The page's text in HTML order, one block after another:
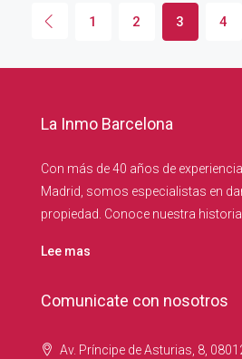
1 2 3 4
La Inmo Barcelona
Con más de 40 años de
Madrid, somos especialistas en
propiedad. Conoce nuestra historia,
Lee mas
Comunicate con nosotros
Av. Príncipe de Asturias, 8,